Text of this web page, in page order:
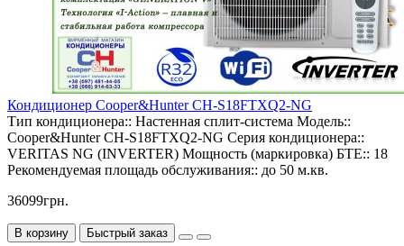
Кондиционер Cooper&Hunter CH-S18FTXQ2-NG
Тип кондиционера:: Настенная сплит-система Модель::
Cooper&Hunter CH-S18FTXQ2-NG Серия кондиционера::
VERITAS NG (INVERTER) Мощность (маркировка) БТЕ:: 18
Рекомендуемая площадь обслуживания:: до 50 м.кв.
36099грн.
В корзину Быстрый заказ